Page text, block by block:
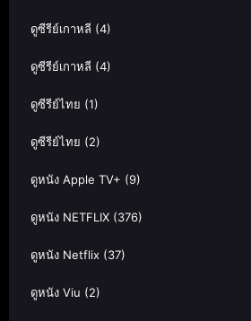
ดูซีรีย์เกาหลี (4)
ดูซีรีย์เกาหลี (4)
ดูซีรีย์ไทย (1)
ดูซีรีย์ไทย (2)
ดูหนัง Apple TV+ (9)
ดูหนัง NETFLIX (376)
ดูหนัง Netflix (37)
ดูหนัง Viu (2)